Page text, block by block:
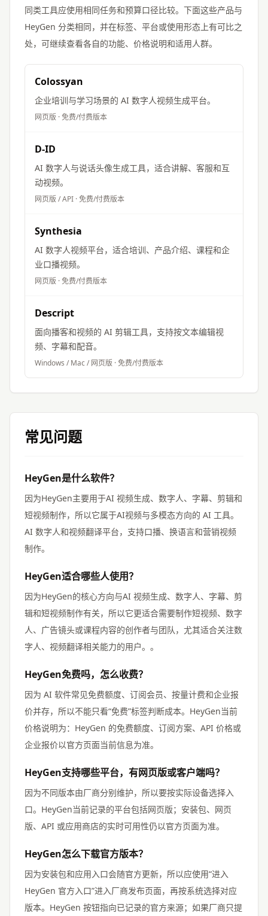
同类工具应使用相同任务和预算口径比较。下面这些产品与
HeyGen 分类相同，并在标签、平台或使用形态上有可比之
处，可继续查看各自的功能、价格说明和适用人群。
Colossyan
企业培训与学习场景的 AI 数字人视频生成平台。
网页版 ·免费/付费版本
D-ID
AI 数字人与说话头像生成工具，适合讲解、客服和互
动视频。
网页版 / API ·免费/付费版本
Synthesia
AI 数字人视频平台，适合培训、产品介绍、课程和企
业口播视频。
网页版 ·免费/付费版本
Descript
面向播客和视频的 AI 剪辑工具，支持按文本编辑视
频、字幕和配音。
Windows / Mac / 网页版 ·免费/付费版本
常见问题
HeyGen是什么软件？
因为HeyGen主要用于AI 视频生成、数字人、字幕、剪辑和
短视频制作，所以它属于AI视频与多模态方向的 AI 工具。
AI 数字人和视频翻译平台，支持口播、换语言和营销视频
制作。
HeyGen适合哪些人使用？
因为HeyGen的核心方向与AI 视频生成、数字人、字幕、剪
辑和短视频制作有关，所以它更适合需要制作短视频、数字
人、广告镜头或课程内容的创作者与团队，尤其适合关注数
字人、视频翻译相关能力的用户。。
HeyGen免费吗，怎么收费？
因为 AI 软件常见免费额度、订阅会员、按量计费和企业报
价并存，所以不能只看“免费”标签判断成本。HeyGen当前
价格说明为：HeyGen 的免费额度、订阅方案、API 价格或
企业报价以官方页面当前信息为准。
HeyGen支持哪些平台，有网页版或客户端吗？
因为不同版本由厂商分别维护，所以要按实际设备选择入
口。HeyGen当前记录的平台包括网页版；安装包、网页
版、API 或应用商店的实时可用性仍以官方页面为准。
HeyGen怎么下载官方版本？
因为安装包和应用入口会随官方更新，所以应使用“进入
HeyGen 官方入口”进入厂商发布页面，再按系统选择对应
版本。HeyGen 按钮指向已记录的官方来源；如果厂商只提